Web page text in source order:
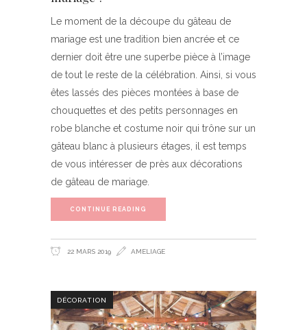
Le moment de la découpe du gâteau de
mariage est une tradition bien ancrée et ce
dernier doit être une superbe pièce à l’image
de tout le reste de la célébration. Ainsi, si vous
êtes lassés des pièces montées à base de
chouquettes et des petits personnages en
robe blanche et costume noir qui trône sur un
gâteau blanc à plusieurs étages, il est temps
de vous intéresser de près aux décorations
de gâteau de mariage.
CONTINUE READING
22 MARS 2019 AMELIAGE
DÉCORATION